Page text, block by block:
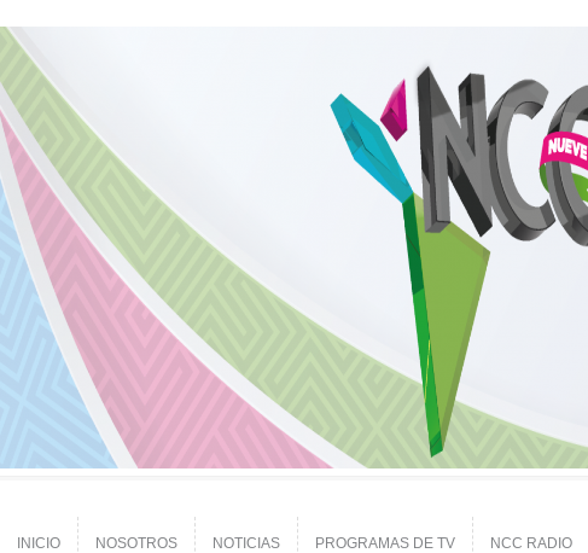
INICIO NOSOTROS NOTICIAS PROGRAMAS DE TV NCC RADIO